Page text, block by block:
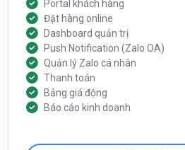
Portal khách hàng
Đặt hàng online
Dashboard quản trị
Push Notification (Zalo OA)
Quản lý Zalo cá nhân
Thanh toán
Bảng giá động
Báo cáo kinh doanh